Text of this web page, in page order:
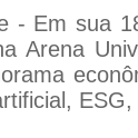
- Em sua
Arena